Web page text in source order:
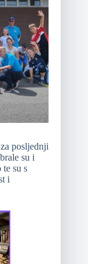
posljednji
su i
su s
i